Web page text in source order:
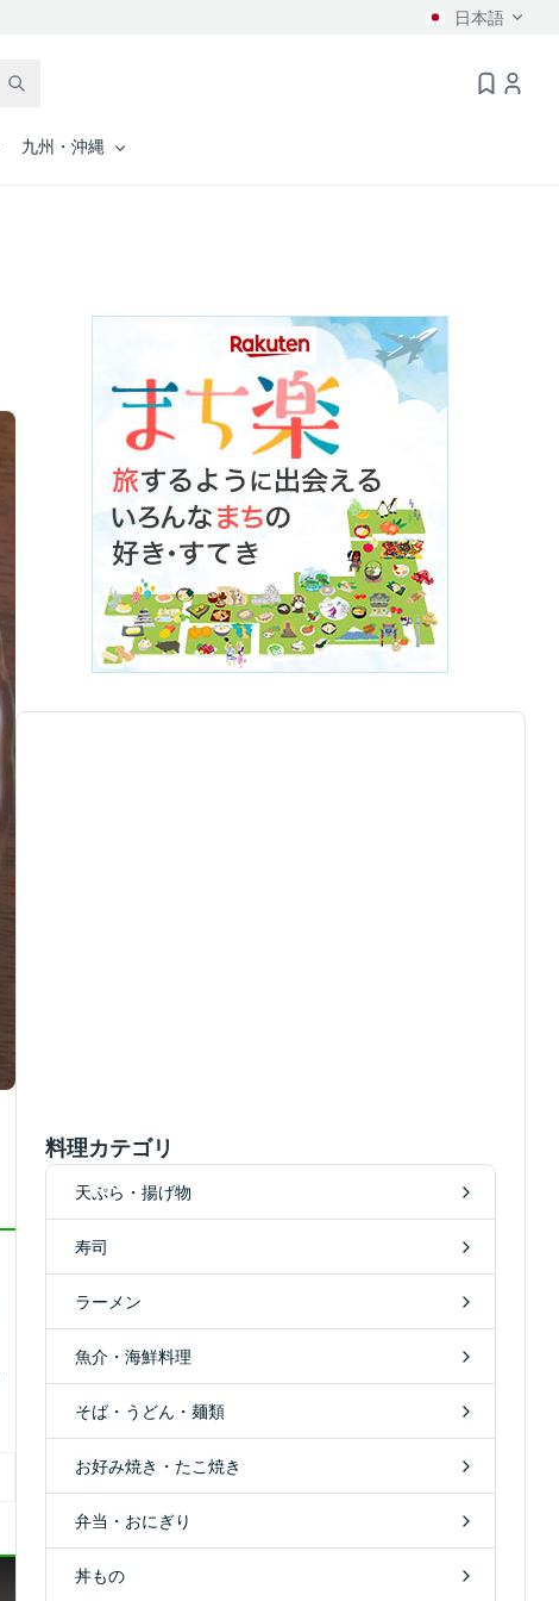
日本語
九州・沖縄
料理カテゴリ
天ぷら・揚げ物
寿司
ラーメン
魚介・海鮮料理
そば・うどん・麺類
お好み焼き・たこ焼き
弁当・おにぎり
丼もの